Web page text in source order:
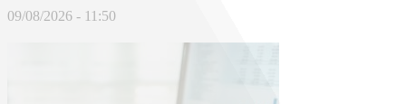
09/08/2026 - 11:50